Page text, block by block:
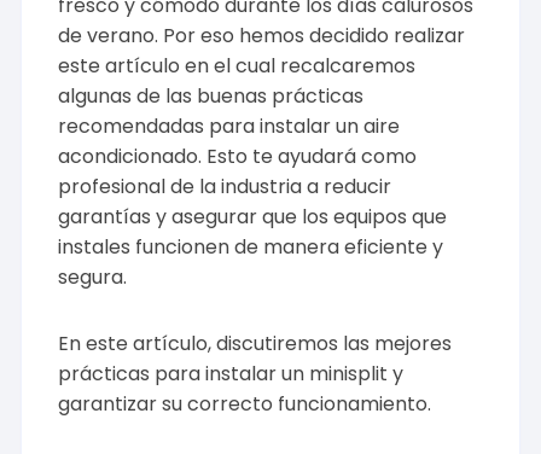
fresco y cómodo durante los días calurosos
de verano. Por eso hemos decidido realizar
este artículo en el cual recalcaremos
algunas de las buenas prácticas
recomendadas para instalar un aire
acondicionado. Esto te ayudará como
profesional de la industria a reducir
garantías y asegurar que los equipos que
instales funcionen de manera eficiente y
segura.
En este artículo, discutiremos las mejores
prácticas para instalar un minisplit y
garantizar su correcto funcionamiento.